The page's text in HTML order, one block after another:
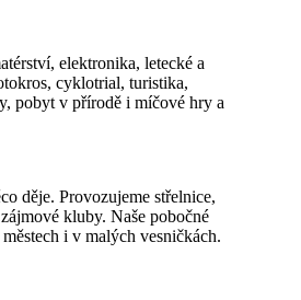
elektronika, letecké a
cyklotrial, turistika,
pobyt v přírodě i míčové hry a
děje. Provozujeme střelnice,
kluby. Naše pobočné
i v malých vesničkách.